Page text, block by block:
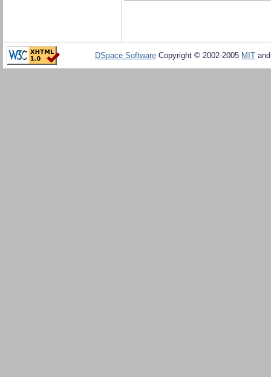
DSpace Software Copyright © 2002-2005 MIT